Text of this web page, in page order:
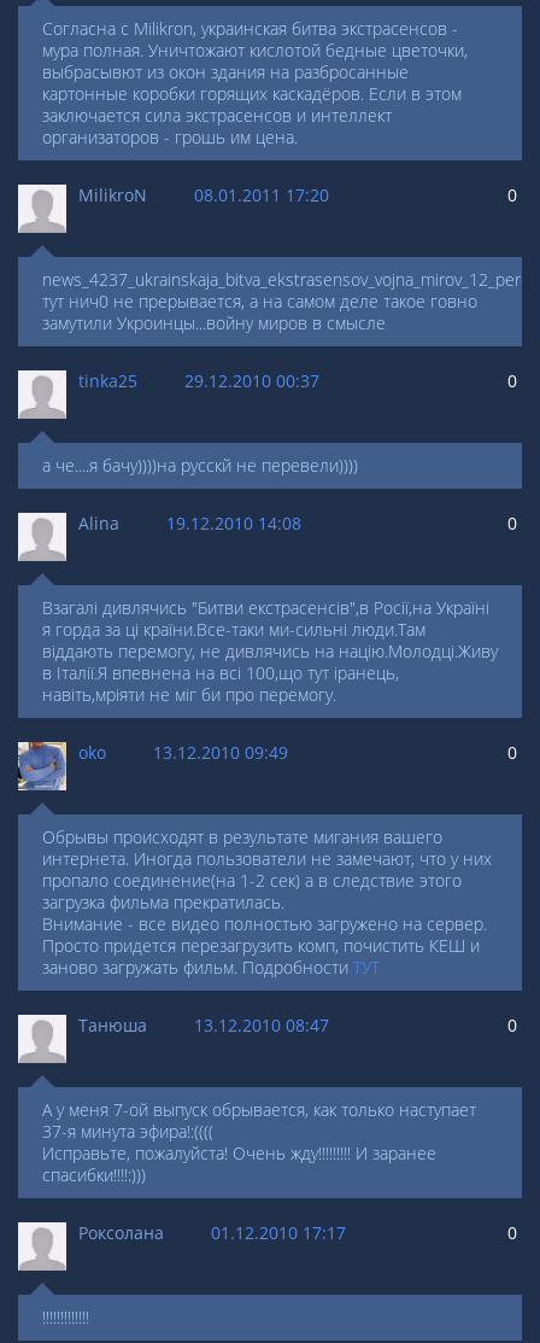
Согласна с Milikron, украинская битва экстрасенсов -
мура полная. Уничтожают кислотой бедные цветочки,
выбрасывют из окон здания на разбросанные
картонные коробки горящих каскадёров. Если в этом
заключается сила экстрасенсов и интеллект
организаторов - грошь им цена.
0
MilikroN 08.01.2011 17:20
тут нич0 не прерывается, а на самом деле такое говно
замутили Укроинцы...войну миров в смысле
0
tinka25 29.12.2010 00:37
а че....я бачу))))на русскй не перевели))))
0
Alina 19.12.2010 14:08
Взагалі дивлячись "Битви екстрасенсів",в Росії,на Україні
я горда за ці країни.Все-таки ми-сильні люди.Там
віддають перемогу, не дивлячись на націю.Молодці.Живу
в Італії.Я впевнена на всі 100,що тут іранець,
навіть,мріяти не міг би про перемогу.
0
oko 13.12.2010 09:49
Обрывы происходят в результате мигания вашего
интернета. Иногда пользователи не замечают, что у них
пропало соединение(на 1-2 сек) а в следствие этого
загрузка фильма прекратилась.
Внимание - все видео полностью загружено на сервер.
Просто придется перезагрузить комп, почистить КЕШ и
заново загружать фильм. Подробности ТУТ
0
Танюша 13.12.2010 08:47
А у меня 7-ой выпуск обрывается, как только наступает
37-я минута эфира!:((((
Исправьте, пожалуйста! Очень жду!!!!!!!!! И заранее
спасибки!!!!:)))
0
Роксолана 01.12.2010 17:17
!!!!!!!!!!!!!